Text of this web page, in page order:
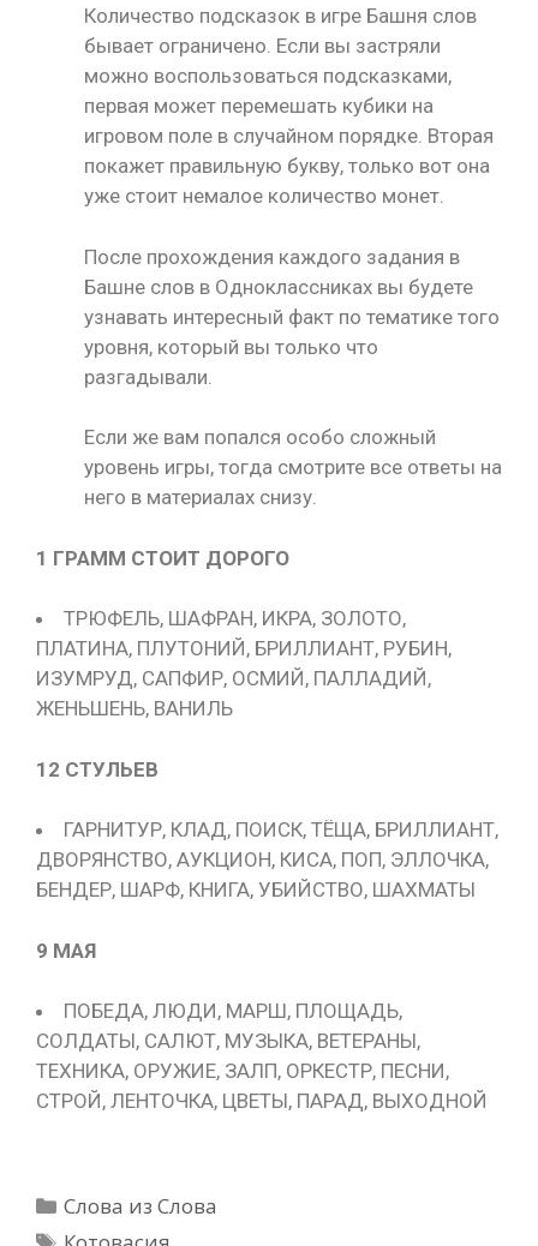
Количество подсказок в игре Башня слов
бывает ограничено. Если вы застряли
можно воспользоваться подсказками,
первая может перемешать кубики на
игровом поле в случайном порядке. Вторая
покажет правильную букву, только вот она
уже стоит немалое количество монет.
После прохождения каждого задания в
Башне слов в Одноклассниках вы будете
узнавать интересный факт по тематике того
уровня, который вы только что
разгадывали.
Если же вам попался особо сложный
уровень игры, тогда смотрите все ответы на
него в материалах снизу.
1 ГРАММ СТОИТ ДОРОГО
ТРЮФЕЛЬ, ШАФРАН, ИКРА, ЗОЛОТО,
ПЛАТИНА, ПЛУТОНИЙ, БРИЛЛИАНТ, РУБИН,
ИЗУМРУД, САПФИР, ОСМИЙ, ПАЛЛАДИЙ,
ЖЕНЬШЕНЬ, ВАНИЛЬ
12 СТУЛЬЕВ
ГАРНИТУР, КЛАД, ПОИСК, ТЁЩА, БРИЛЛИАНТ,
ДВОРЯНСТВО, АУКЦИОН, КИСА, ПОП, ЭЛЛОЧКА,
БЕНДЕР, ШАРФ, КНИГА, УБИЙСТВО, ШАХМАТЫ
9 МАЯ
ПОБЕДА, ЛЮДИ, МАРШ, ПЛОЩАДЬ,
СОЛДАТЫ, САЛЮТ, МУЗЫКА, ВЕТЕРАНЫ,
ТЕХНИКА, ОРУЖИЕ, ЗАЛП, ОРКЕСТР, ПЕСНИ,
СТРОЙ, ЛЕНТОЧКА, ЦВЕТЫ, ПАРАД, ВЫХОДНОЙ
Рубрики
Слова из Слова
Метки